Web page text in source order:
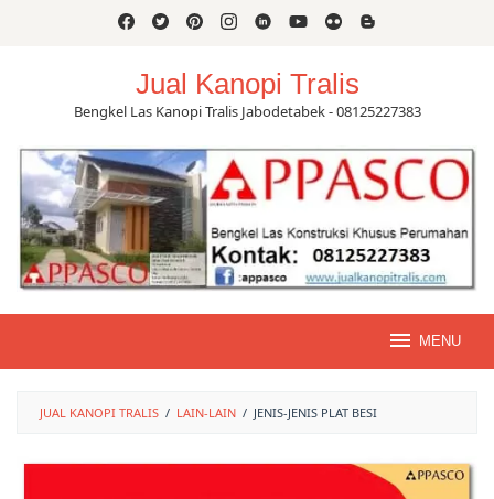
Jual Kanopi Tralis
Bengkel Las Kanopi Tralis Jabodetabek - 08125227383
MENU
JUAL KANOPI TRALIS / LAIN-LAIN / JENIS-JENIS PLAT BESI